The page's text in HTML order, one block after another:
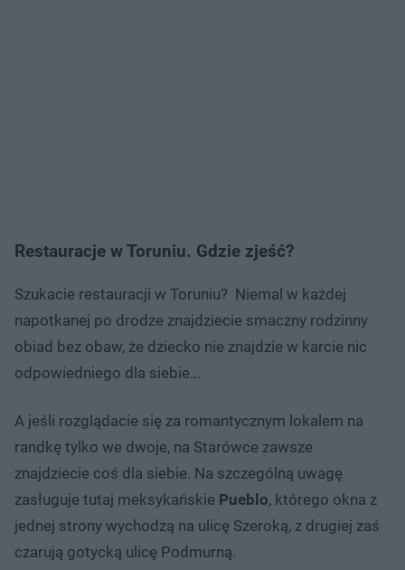
Restauracje w Toruniu. Gdzie zjeść?
Szukacie restauracji w Toruniu? Niemal w każdej
napotkanej po drodze znajdziecie smaczny rodzinny
obiad bez obaw, że dziecko nie znajdzie w karcie nic
odpowiedniego dla siebie...
A jeśli rozglądacie się za romantycznym lokalem na
randkę tylko we dwoje, na Starówce zawsze
znajdziecie coś dla siebie. Na szczególną uwagę
zasługuje tutaj meksykańskie Pueblo, którego okna z
jednej strony wychodzą na ulicę Szeroką, z drugiej zaś
czarują gotycką ulicę Podmurną.